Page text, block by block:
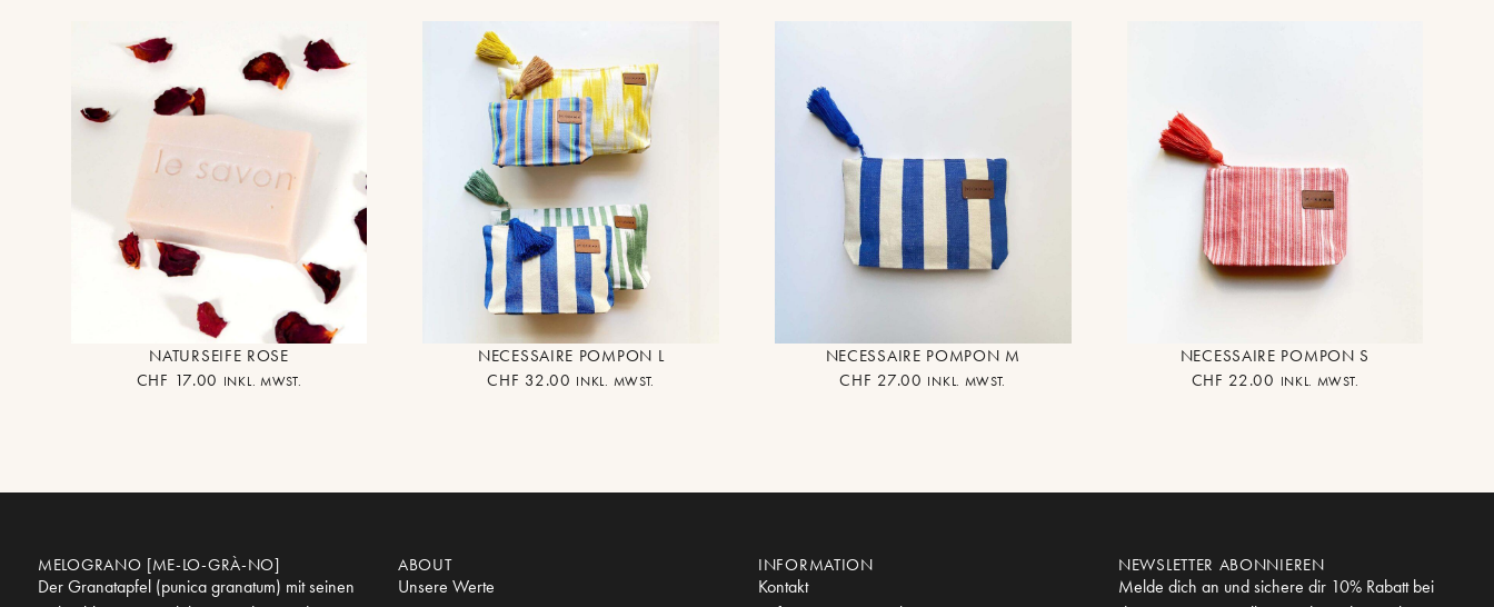
NATURSEIFE ROSE
CHF 17.00 INKL. MWST.
NECESSAIRE POMPON L
CHF 32.00 INKL. MWST.
NECESSAIRE POMPON M
CHF 27.00 INKL. MWST.
NECESSAIRE POMPON S
CHF 22.00 INKL. MWST.
MELOGRANO [ME-LO-GRÀ-NO]
Der Granatapfel (punica granatum) mit seinen
ABOUT
Unsere Werte
INFORMATION
Kontakt
NEWSLETTER ABONNIEREN
Melde dich an und sichere dir 10% Rabatt bei